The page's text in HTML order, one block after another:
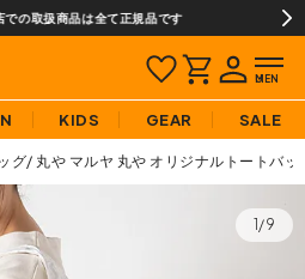
扱商品は全て正規品です
KIDS GEAR SALE
グ 丸や マルヤ 丸や オリジナルトートバッ
1/9